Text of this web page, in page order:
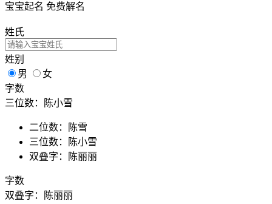
宝宝起名 免费解名
姓氏
姓别
男
女
字数
三位数：陈小雪
二位数：陈雪
三位数：陈小雪
双叠字：陈丽丽
字数
双叠字：陈丽丽